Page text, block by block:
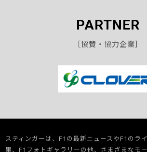
PARTNER
［協賛・協力企業］
スティンガーは、F1の最新ニュースやF1のラ
果、F1フォトギャラリーの他、さまざまなモ